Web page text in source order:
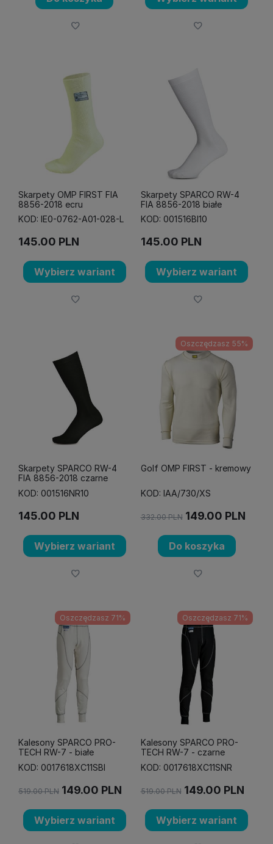
Skarpety OMP FIRST FIA
8856-2018 ecru
KOD: IE0-0762-A01-028-L
145.00 PLN
Wybierz wariant
Skarpety SPARCO RW-4
FIA 8856-2018 białe
KOD: 001516BI10
145.00 PLN
Wybierz wariant
Skarpety SPARCO RW-4
FIA 8856-2018 czarne
KOD: 001516NR10
145.00 PLN
Wybierz wariant
Oszczędzasz 55%
Golf OMP FIRST - kremowy
KOD: IAA/730/XS
332.00 PLN 149.00 PLN
Do koszyka
Oszczędzasz 71%
Kalesony SPARCO PRO-
TECH RW-7 - białe
KOD: 0017618XC11SBI
519.00 PLN 149.00 PLN
Wybierz wariant
Oszczędzasz 71%
Kalesony SPARCO PRO-
TECH RW-7 - czarne
KOD: 0017618XC11SNR
519.00 PLN 149.00 PLN
Wybierz wariant